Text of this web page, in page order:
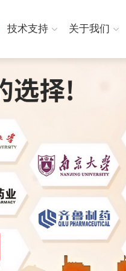
技术支持 关于我们